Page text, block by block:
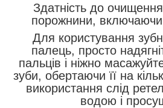
Здатність до очищення
порожнини, включаючи
Для користування
палець, просто
пальців і ніжно
зуби, обертаючи її на
використання слід
водою і